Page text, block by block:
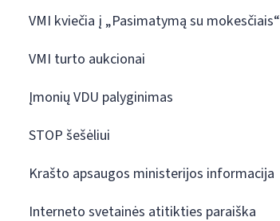
VMI kviečia į „Pasimatymą su mokesčiais“
VMI turto aukcionai
Įmonių VDU palyginimas
STOP šešėliui
Krašto apsaugos ministerijos informacija
Interneto svetainės atitikties paraiška